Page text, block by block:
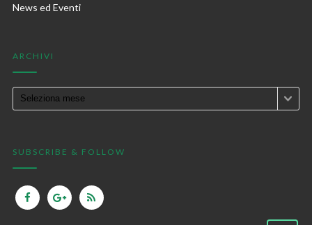
News ed Eventi
ARCHIVI
SUBSCRIBE & FOLLOW